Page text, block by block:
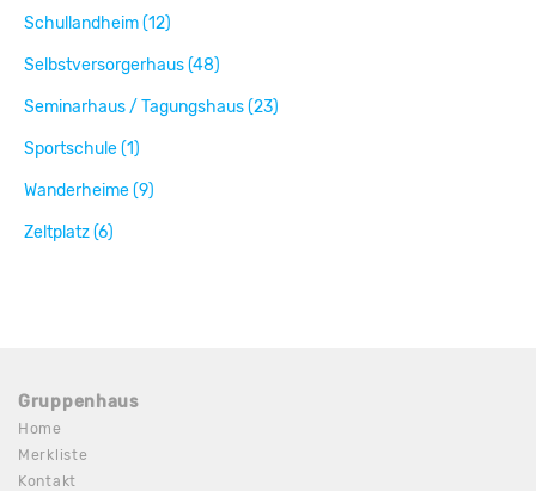
Schullandheim (12)
Selbstversorgerhaus (48)
Seminarhaus / Tagungshaus (23)
Sportschule (1)
Wanderheime (9)
Zeltplatz (6)
Gruppenhaus
Home
Merkliste
Kontakt